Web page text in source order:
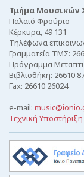
Τμήμα Μουσικών
Παλαιό Φρούριο
Κέρκυρα, 49 131
Τηλέφωνα
Γραμματεία ΤΜΣ:
Πρόγραμμα
Βιβλιοθήκη: 26610
Fax: 26610 26024
e-mail:
Τεχνική Υποστήριξη